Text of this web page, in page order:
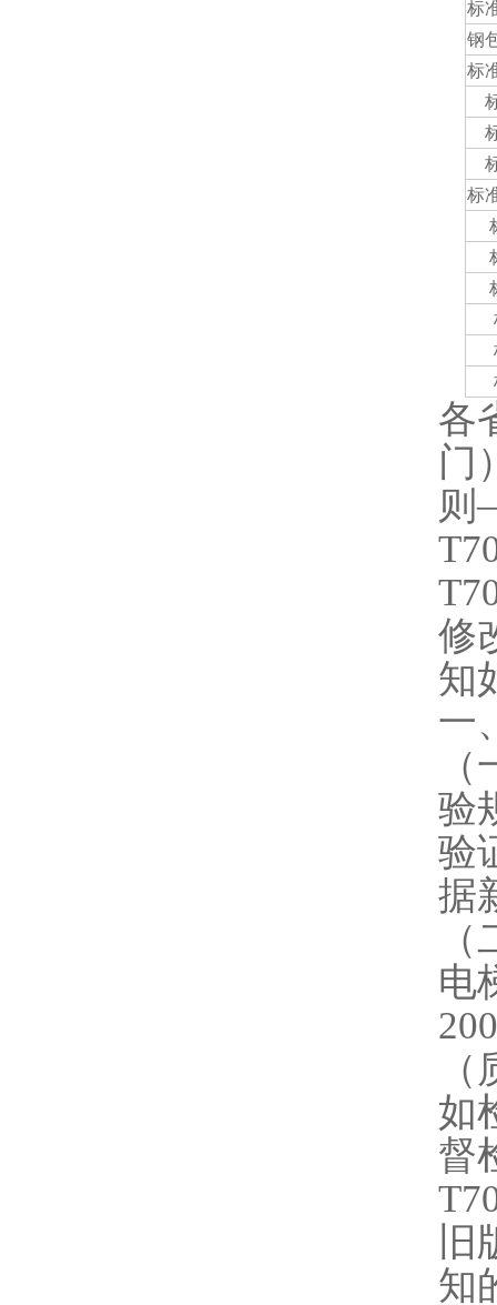
标
钢
标
标
各
门
则
修
知
一
验
验
据
电
如
督
知